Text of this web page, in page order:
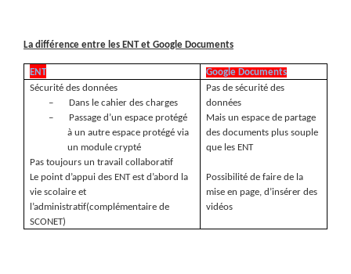
La différence entre les ENT et Google Documents
ENT
Google Documents
Sécurité des données
–
Dans le cahier des charges
–
Passage d’un espace protégé
à un autre espace protégé via
un module crypté
Pas toujours un travail collaboratif
Le point d’appui des ENT est d’abord la
vie scolaire et
l’administratif(complémentaire de
SCONET)
Pas de sécurité des
données
Mais un espace de partage
des documents plus souple
que les ENT
Possibilité de faire de la
mise en page, d’insérer des
vidéos